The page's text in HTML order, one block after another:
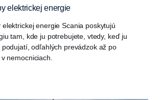
elektrickej energie
energie Scania poskytujú
tam, kde ju potrebujete, vtedy, keď ju
odľahlých prevádzok až po
nemocniciach.